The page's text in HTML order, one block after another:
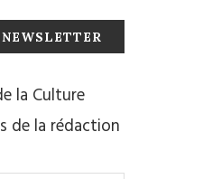
la Culture
de la rédaction